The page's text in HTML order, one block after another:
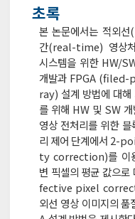
초록
본 논문에서는 적외
간(real-time) 영상
시스템을 위한 HW/
개발과 FPGA
ray) 설계 방법에 대해
를 위해 HW 및 SW
영상 전처리를 위한
리 제어 단계에서
ty correction)를 이
변 픽셀의 평균 값으
fective pixel
외선 영상 이미지의